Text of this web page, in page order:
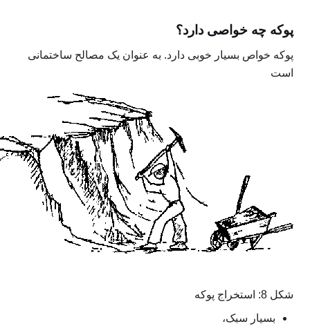
پوکه چه خواصی دارد؟
پوکه خواص بسیار خوبی دارد. به عنوان یک مصالح ساختمانی
است
شکل 8: استخراج پوکه
بسیار سبک،